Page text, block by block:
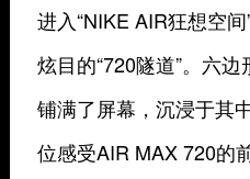
进入“NIKE AIR狂想空
炫目的“720隧道”。六
铺满了屏幕，沉浸于其
位感受AIR MAX 720的